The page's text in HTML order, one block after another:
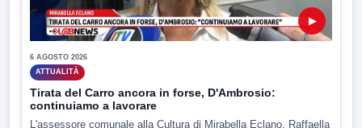
▶
6 AGOSTO 2026
ATTUALITÀ
Tirata del Carro ancora in forse, D'Ambrosio:
continuiamo a lavorare
L'assessore comunale alla Cultura di Mirabella Eclano, Raffaella